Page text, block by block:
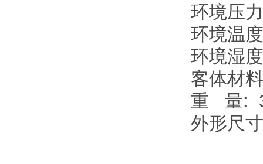
环境压
环境温
环境湿
客体材
重 量:
外形尺